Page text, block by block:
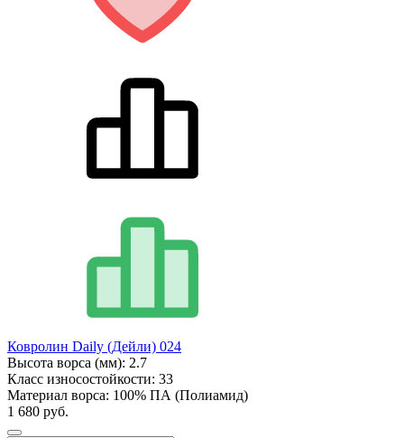
Ковролин Daily (Дейли) 024
Высота ворса (мм): 2.7
Класс износостойкости: 33
Материал ворса: 100% ПА (Полиамид)
1 680 руб.